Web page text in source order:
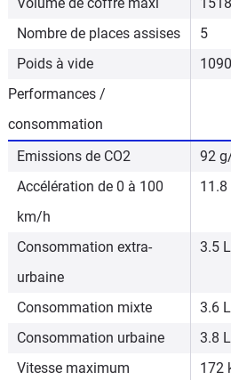
Nombre de places assises
5
Poids à vide
Performances /
consommation
Emissions de CO2
92
Accélération de 0 à 100
km/h
11.8
Consommation extra-
urbaine
3.5
Consommation mixte
3.6
Consommation urbaine
3.8
Vitesse maximum
172